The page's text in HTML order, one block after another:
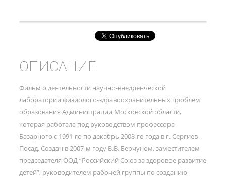
ОПИСАНИЕ
Фильм о деятельности научно-внедренческой
лаборатории физиолого-здравоохранительных проблем
образования Администрации Московской области,
которая работала под руководством профессора
Базарного с 1991-го по декабрь 2008-го года в г. Сергиев-
Посад. Создан в 2007-м году В.В. Берчуном, заместителем
председателя ООД “Российский Союз за здоровое развитие
детей”, руководителем рабочей группы по созданию